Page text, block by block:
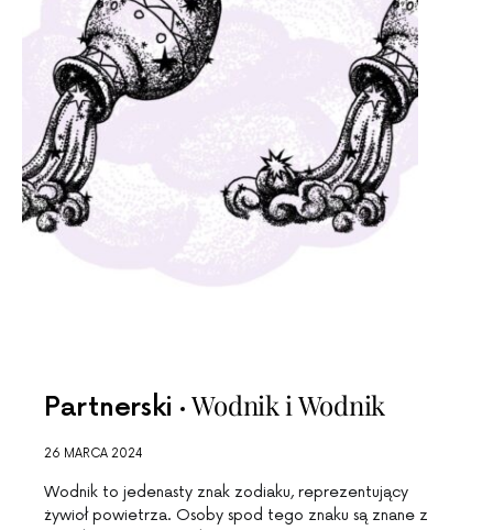
Partnerski Wodnik i Wodnik
26 MARCA 2024
Wodnik to jedenasty znak zodiaku, reprezentujący
żywioł powietrza. Osoby spod tego znaku są znane z